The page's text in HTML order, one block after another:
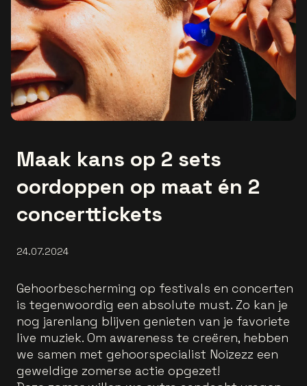
Maak kans op 2 sets
oordoppen op maat én 2
concerttickets
24.07.2024
Gehoorbescherming op festivals en concerten
is tegenwoordig een absolute must. Zo kan je
nog jarenlang blijven genieten van je favoriete
live muziek. Om awareness te creëren, hebben
we samen met gehoorspecialist Noizezz een
geweldige zomerse actie opgezet!